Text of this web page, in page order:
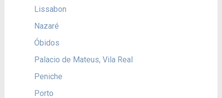
Lissabon
Nazaré
Óbidos
Palacio de Mateus, Vila Real
Peniche
Porto